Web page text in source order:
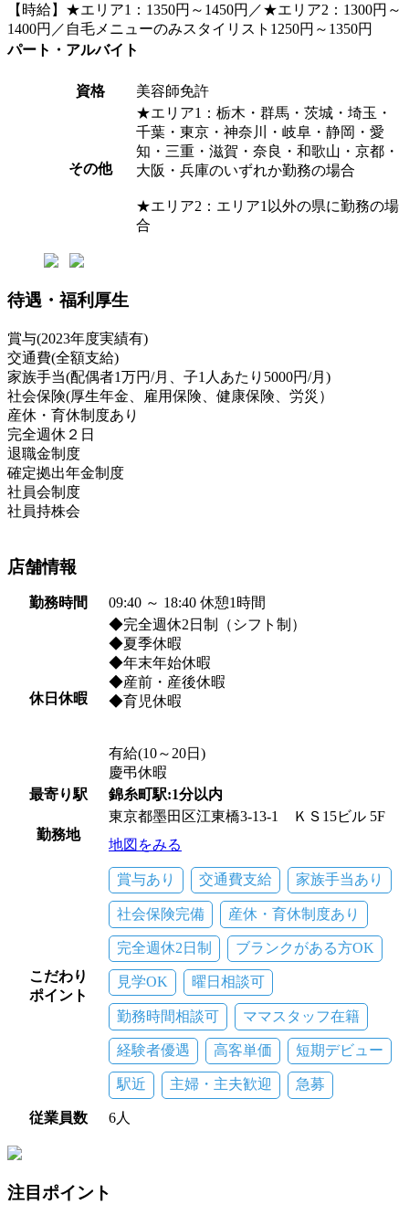
【時給】★エリア1：1350円～1450円／★エリア2：1300円～
1400円／自毛メニューのみスタイリスト1250円～1350円
パート・アルバイト
資格 美容師免許
その他
★エリア1：栃木・群馬・茨城・埼玉・
千葉・東京・神奈川・岐阜・静岡・愛
知・三重・滋賀・奈良・和歌山・京都・
大阪・兵庫のいずれか勤務の場合
★エリア2：エリア1以外の県に勤務の場
合
待遇・福利厚生
賞与(2023年度実績有)
交通費(全額支給)
家族手当(配偶者1万円/月、子1人あたり5000円/月)
社会保険(厚生年金、雇用保険、健康保険、労災）
産休・育休制度あり
完全週休２日
退職金制度
確定拠出年金制度
社員会制度
社員持株会
店舗情報
勤務時間 09:40 ～ 18:40 休憩1時間
休日休暇
◆完全週休2日制（シフト制）
◆夏季休暇
◆年末年始休暇
◆産前・産後休暇
◆育児休暇
有給(10～20日)
慶弔休暇
最寄り駅
錦糸町駅:1分以内
勤務地
東京都墨田区江東橋3-13-1 ＫＳ15ビル 5F
地図をみる
こだわり
ポイント
賞与あり 交通費支給 家族手当あり
社会保険完備 産休・育休制度あり
完全週休2日制 ブランクがある方OK
見学OK 曜日相談可
勤務時間相談可 ママスタッフ在籍
経験者優遇 高客単価 短期デビュー
駅近 主婦・主夫歓迎 急募
従業員数 6人
注目ポイント